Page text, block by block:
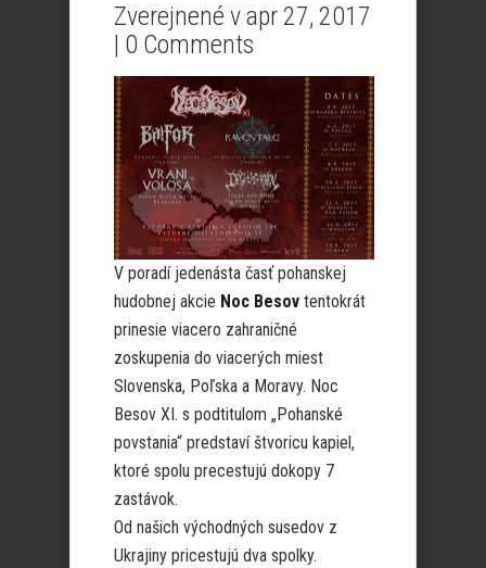
Zverejnené v apr 27, 2017
| 0 Comments
V poradí jedenásta časť pohanskej
hudobnej akcie Noc Besov tentokrát
prinesie viacero zahraničné
zoskupenia do viacerých miest
Slovenska, Poľska a Moravy. Noc
Besov XI. s podtitulom „Pohanské
povstania“ predstaví štvoricu kapiel,
ktoré spolu precestujú dokopy 7
zastávok.
Od našich východných susedov z
Ukrajiny pricestujú dva spolky.